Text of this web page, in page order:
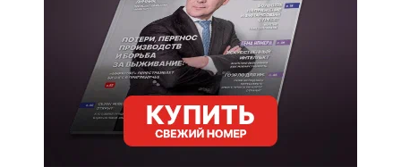
Ниши и рынки
Технологии и тренды